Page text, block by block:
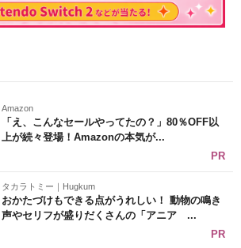
Amazon
「え、こんなセールやってたの？」80％OFF以
上が続々登場！Amazonの本気が...
PR
タカラトミー｜Hugkum
おかたづけもできる点がうれしい！ 動物の鳴き
声やセリフが盛りだくさんの「アニア ...
PR